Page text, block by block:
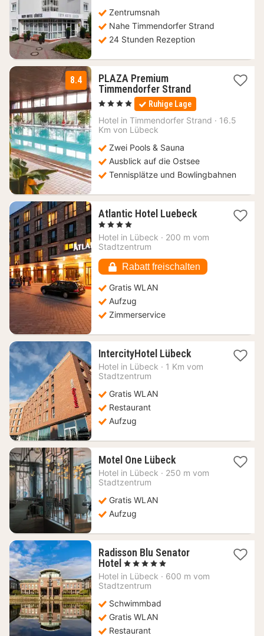
Zentrumsnah
Nahe Timmendorfer Strand
24 Stunden Rezeption
8.4
PLAZA Premium
Timmendorfer Strand1
Nacht
ab
178,10
, 4 Sterne Ruhige Lage
Hotel in Timmendorfer Strand · 16.5
Km von Lübeck
Zwei Pools & Sauna
Ausblick auf die Ostsee
Tennisplätze und Bowlingbahnen
Atlantic Hotel Luebeck1
ab
, 4 Sterne
Hotel in Lübeck · 200 m vom
Stadtzentrum
Rabatt freischalten
Gratis WLAN
Aufzug
Zimmerservice
IntercityHotel Lübeck1
Nacht
Hotel in Lübeck · 1 Km vom
Stadtzentrum
Gratis WLAN
Restaurant
Aufzug
Motel One Lübeck1
Nacht
Hotel in Lübeck · 250 m vom
Stadtzentrum
Gratis WLAN
Aufzug
Radisson Blu Senator
Hotel 1
Nacht
ab
€
, 5 Sterne
Hotel in Lübeck · 600 m vom
Stadtzentrum
Schwimmbad
Gratis WLAN
Restaurant